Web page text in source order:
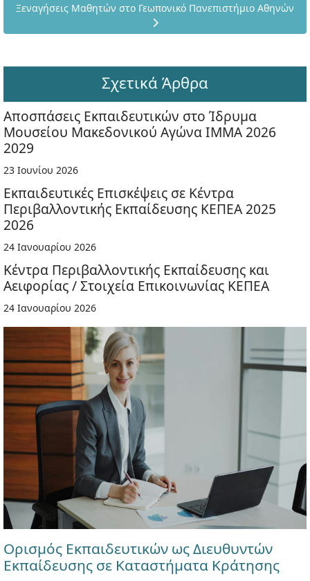
Επόμενο άρθρο: Ξεναγήσεις Μαθητών στο Γεωπονικό
Ξεναγήσεις Μαθητών στο Γεωπονικό Πανεπιστήμιο Αθηνών
Σχετικά Άρθρα
Αποσπάσεις Εκπαιδευτικών στο Ίδρυμα
Μουσείου Μακεδονικού Αγώνα ΙΜΜΑ 2026
2029
23 Ιουνίου 2026
Εκπαιδευτικές Επισκέψεις σε Κέντρα
Περιβαλλοντικής Εκπαίδευσης ΚΕΠΕΑ 2025
2026
24 Ιανουαρίου 2026
Κέντρα Περιβαλλοντικής Εκπαίδευσης και
Αειφορίας / Στοιχεία Επικοινωνίας ΚΕΠΕΑ
24 Ιανουαρίου 2026
Ορισμός Εκπαιδευτικών ως Διευθυντών
Εκπαίδευσης σε Καταστήματα Κράτησης